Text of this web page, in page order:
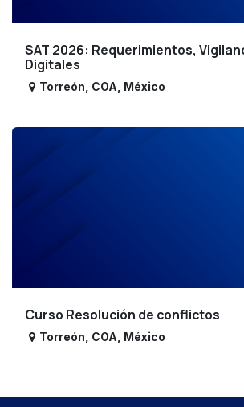
SAT 2026: Requerimientos,
Digitales
Torreón COA México
Curso Resolución de conflictos
Torreón COA México